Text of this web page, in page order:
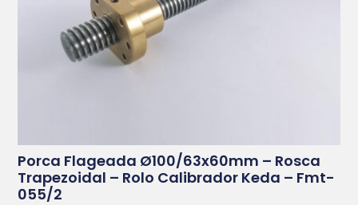
Porca Flageada Ø100/63x60mm – Rosca
Trapezoidal – Rolo Calibrador Keda – Fmt-
055/2